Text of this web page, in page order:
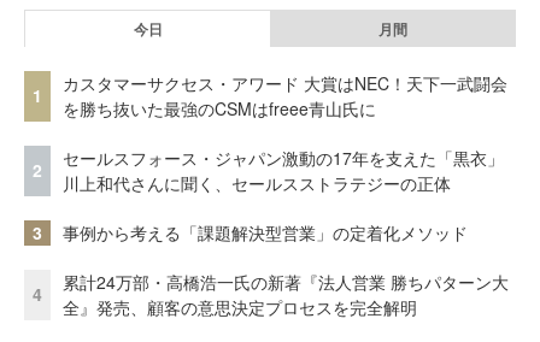
今日 月間
1
カスタマーサクセス・アワード 大賞はNEC！天下一武闘会
を勝ち抜いた最強のCSMはfreee青山氏に
2
セールスフォース・ジャパン激動の17年を支えた「黒衣」
川上和代さんに聞く、セールスストラテジーの正体
3 事例から考える「課題解決型営業」の定着化メソッド
4
累計24万部・高橋浩一氏の新著『法人営業 勝ちパターン大
全』発売、顧客の意思決定プロセスを完全解明